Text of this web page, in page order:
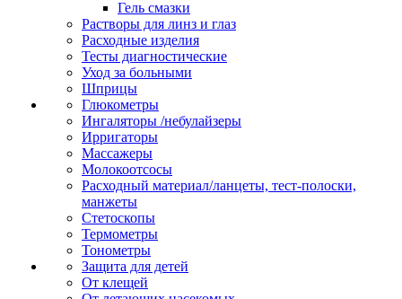
Гель смазки
Растворы для линз и глаз
Расходные изделия
Тесты диагностические
Уход за больными
Шприцы
Глюкометры
Ингаляторы /небулайзеры
Ирригаторы
Массажеры
Молокоотсосы
Расходный материал/ланцеты, тест-полоски,
манжеты
Стетоскопы
Термометры
Тонометры
Защита для детей
От клещей